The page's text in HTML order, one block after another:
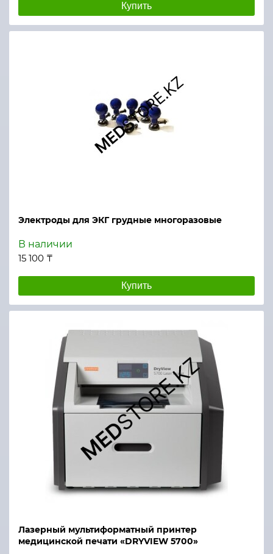
Купить
Электроды для ЭКГ грудные многоразовые
В наличии
15 100 ₸
Купить
Лазерный мультиформатный принтер
медицинской печати «DRYVIEW 5700»